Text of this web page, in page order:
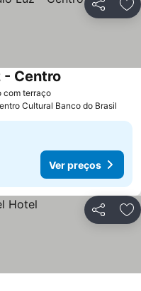
Partilhar
com terraço
- Centro
Cultural Banco do Brasil
Ver preços
Partilhar